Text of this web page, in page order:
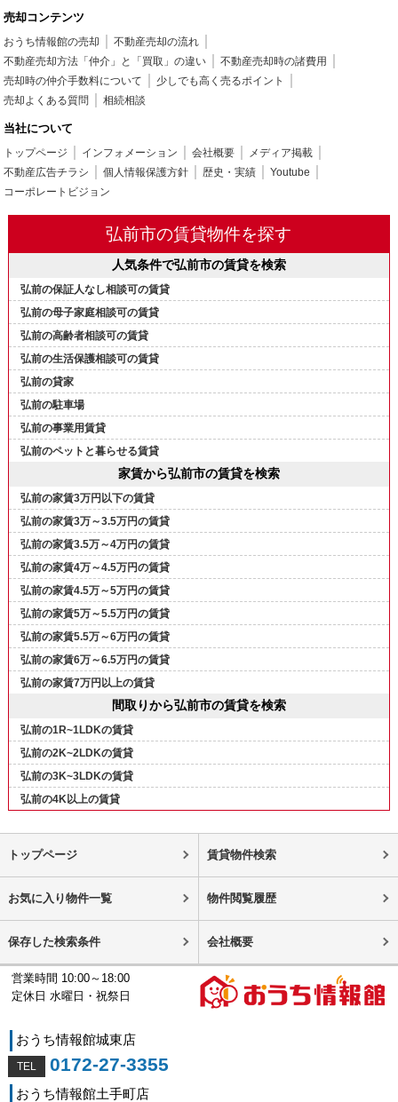
売却コンテンツ
おうち情報館の売却
不動産売却の流れ
不動産売却方法「仲介」と「買取」の違い
不動産売却時の諸費用
売却時の仲介手数料について
少しでも高く売るポイント
売却よくある質問
相続相談
当社について
トップページ インフォメーション 会社概要
メディア掲載
不動産広告チラシ
個人情報保護方針 歴史・実績
Youtube
コーポレートビジョン
弘前市の賃貸物件を探す
人気条件で弘前市の賃貸を検索
弘前の保証人なし相談可の賃貸
弘前の母子家庭相談可の賃貸
弘前の高齢者相談可の賃貸
弘前の生活保護相談可の賃貸
弘前の貸家
弘前の駐車場
弘前の事業用賃貸
弘前のペットと暮らせる賃貸
家賃から弘前市の賃貸を検索
弘前の家賃3万円以下の賃貸
弘前の家賃3万～3.5万円の賃貸
弘前の家賃3.5万～4万円の賃貸
弘前の家賃4万～4.5万円の賃貸
弘前の家賃4.5万～5万円の賃貸
弘前の家賃5万～5.5万円の賃貸
弘前の家賃5.5万～6万円の賃貸
弘前の家賃6万～6.5万円の賃貸
弘前の家賃7万円以上の賃貸
間取りから弘前市の賃貸を検索
弘前の1R~1LDKの賃貸
弘前の2K~2LDKの賃貸
弘前の3K~3LDKの賃貸
弘前の4K以上の賃貸
トップページ 賃貸物件検索
お気に入り物件一覧 物件閲覧履歴
保存した検索条件 会社概要
営業時間 10:00～18:00
定休日 水曜日・祝祭日
おうち情報館城東店
0172-27-3355
おうち情報館土手町店